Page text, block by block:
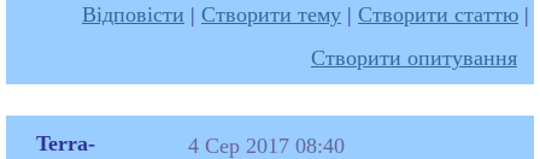
Відповісти | Створити тему | Створити статтю |
Створити опитування
Terra-
4 Сер 2017 08:40